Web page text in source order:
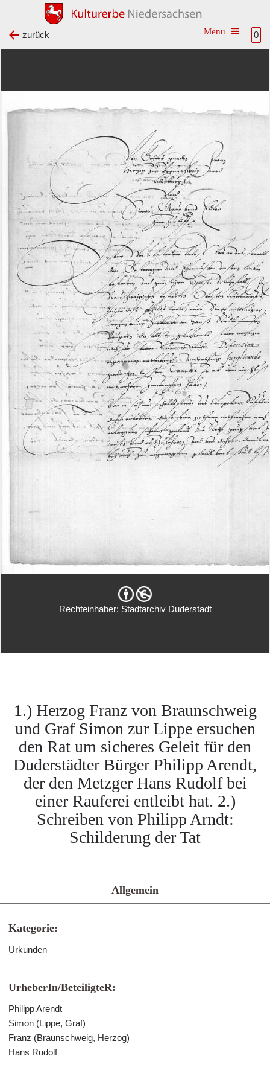
0
Toggle
zurück
Rechteinhaber: Stadtarchiv Duderstadt
1.) Herzog Franz von Braunschweig
und Graf Simon zur Lippe ersuchen
den Rat um sicheres Geleit für den
Duderstädter Bürger Philipp Arendt,
der den Metzger Hans Rudolf bei
einer Rauferei entleibt hat. 2.)
Schreiben von Philipp Arndt:
Schilderung der Tat
Allgemein
Kategorie:
Urkunden
UrheberIn/BeteiligteR:
Philipp Arendt
Simon (Lippe, Graf)
Franz (Braunschweig, Herzog)
Hans Rudolf